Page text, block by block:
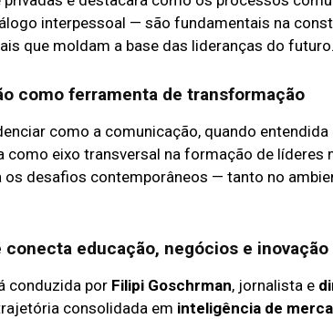
interpessoal — são fundamentais na
que moldam a base das lideranças do futuro.
como ferramenta de transformação
como a comunicação, quando
como eixo transversal na formação de líderes
os desafios contemporâneos — tanto no
conecta educação, negócios e inovação
conduzida por Filipi Goschrman, jornalista e
consolidada em inteligência de